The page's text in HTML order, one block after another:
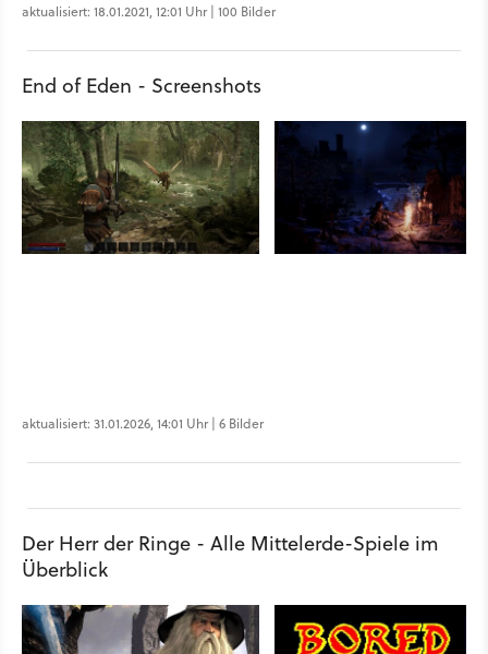
aktualisiert: 18.01.2021, 12:01 Uhr | 100 Bilder
End of Eden - Screenshots
aktualisiert: 31.01.2026, 14:01 Uhr | 6 Bilder
Der Herr der Ringe - Alle Mittelerde-Spiele im
Überblick